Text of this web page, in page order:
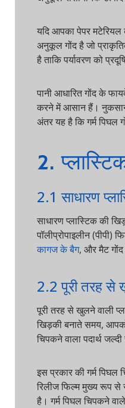
यदि आपका पेपर मटेरियल
अनुकूल गोंद है जो
है ताकि पर्यावरण को
पानी आधारित गोंद के
करने में आसान हैं। नुकसान में
अंतर यह है कि गर्म पिघल
2.
2.1 साधारण
साधारण प्लास्टिक की
पॉलीप्रोपाइलीन (पीपी)
कागज के बैग, और मैट गोंद
2.2 पूरी तरह से
पूरी तरह से खुलने वाली
खिड़की बनाते समय, आपको
चिपकने वाला पदार्थ
इस प्रकार की गर्म पिघल
रिलीज फिल्म मुख्य रूप से
है। गर्म पिघल चिपकने वाले